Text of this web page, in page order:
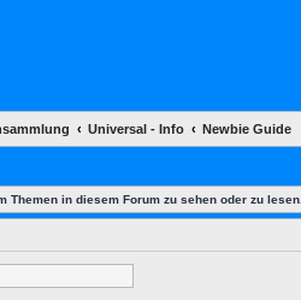
Universal - Info Newbie Guide
Themen in diesem Forum zu sehen oder zu lesen.